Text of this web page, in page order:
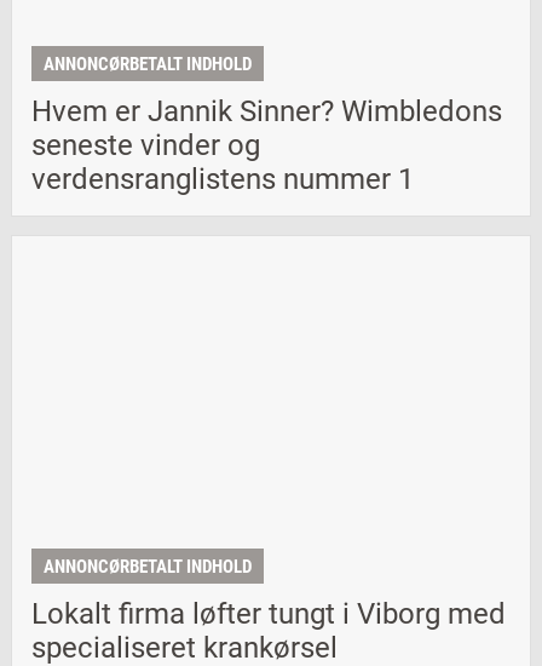
ANNONCØRBETALT INDHOLD
Hvem er Jannik Sinner? Wimbledons
seneste vinder og
verdensranglistens nummer 1
ANNONCØRBETALT INDHOLD
Lokalt firma løfter tungt i Viborg med
specialiseret krankørsel